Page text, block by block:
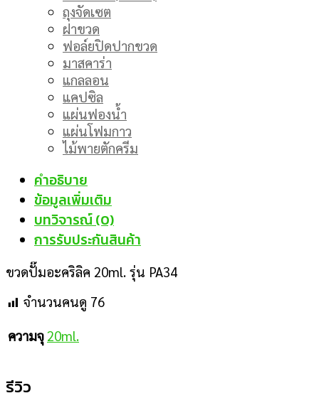
ถุงจัดเซต
ฝาขวด
ฟอล์ยปิดปากขวด
มาสคาร่า
แกลลอน
แคปซิล
แผ่นฟองน้ำ
แผ่นโฟมกาว
ไม้พายตักครีม
คำอธิบาย
ข้อมูลเพิ่มเติม
บทวิจารณ์ (0)
การรับประกันสินค้า
ขวดปั๊มอะคริลิค 20ml. รุ่น PA34
จำนวนคนดู 76
ความจุ 20ml.
รีวิว